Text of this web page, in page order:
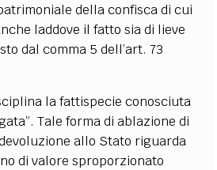
della confisca di cui
laddove il fatto sia di lieve
dal comma 5 dell’art. 73
la fattispecie conosciuta
Tale forma di ablazione di
allo Stato riguarda
di valore sproporzionato